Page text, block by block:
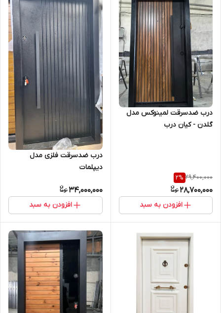
درب ضدسرقت لمینوکس مدل
گلدن - کیان درب
29,400,000
2%
28,700,000
افزودن به سبد
درب ضدسرقت فلزی مدل
دیپلمات
34,000,000
افزودن به سبد